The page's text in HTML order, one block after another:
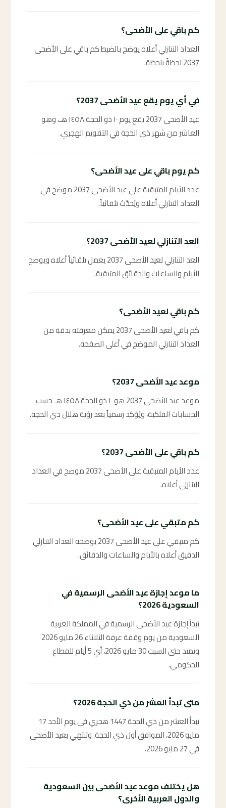
كم باقي على الأضحى؟
العداد التنازلي أعلاه يوضح بالضبط كم باقي على الأضحى
2037 لحظةً بلحظة.
في أي يوم يقع عيد الأضحى 2037؟
عيد الأضحى 2037 يقع يوم ١٠ ذو الحجة ١٤٥٨ هـ، وهو
العاشر من شهر ذي الحجة في التقويم الهجري.
كم يوم باقي على عيد الأضحى؟
عدد الأيام المتبقية على عيد الأضحى 2037 موضح في
العداد التنازلي أعلاه ويُحدَّث تلقائياً.
العد التنازلي لعيد الأضحى 2037؟
العد التنازلي لعيد الأضحى 2037 يعمل تلقائياً أعلاه ويوضح
الأيام والساعات والدقائق المتبقية.
كم باقي لعيد الأضحى؟
كم باقي لعيد الأضحى 2037 يمكن معرفته بدقة من
العداد التنازلي الموضح في أعلى الصفحة.
موعد عيد الأضحى 2037؟
موعد عيد الأضحى 2037 هو ١٠ ذو الحجة ١٤٥٨ هـ حسب
الحسابات الفلكية، ويُؤكد رسمياً بعد رؤية هلال ذي الحجة.
كم باقي على الأضحى 2037؟
عدد الأيام المتبقية على الأضحى 2037 موضح في العداد
التنازلي أعلاه.
كم متبقي على عيد الأضحى؟
كم متبقي على عيد الأضحى 2037 يوضحه العداد التنازلي
الدقيق أعلاه بالأيام والساعات والدقائق.
ما موعد إجازة عيد الأضحى الرسمية في
السعودية 2026؟
تبدأ إجازة عيد الأضحى الرسمية في المملكة العربية
السعودية من يوم وقفة عرفة الثلاثاء 26 مايو 2026
وتمتد حتى السبت 30 مايو 2026، أي 5 أيام للقطاع
الحكومي.
متى تبدأ العشر من ذي الحجة 2026؟
تبدأ العشر من ذي الحجة 1447 هجري في يوم الأحد 17
مايو 2026، الموافق أول ذي الحجة. وتنتهي بعيد الأضحى
في 27 مايو 2026.
هل يختلف موعد عيد الأضحى بين السعودية
والدول العربية الأخرى؟